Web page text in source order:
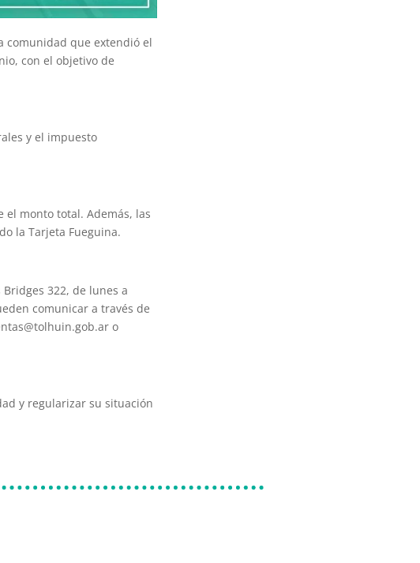
comunidad que extendió el
con el objetivo de
y el impuesto
monto total. Además, las
la Tarjeta Fueguina.
322, de lunes a
comunicar a través de
o
y regularizar su situación